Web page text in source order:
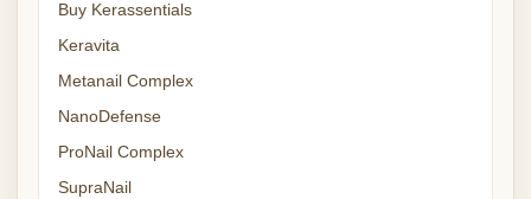
Buy Kerassentials
Keravita
Metanail Complex
NanoDefense
ProNail Complex
SupraNail